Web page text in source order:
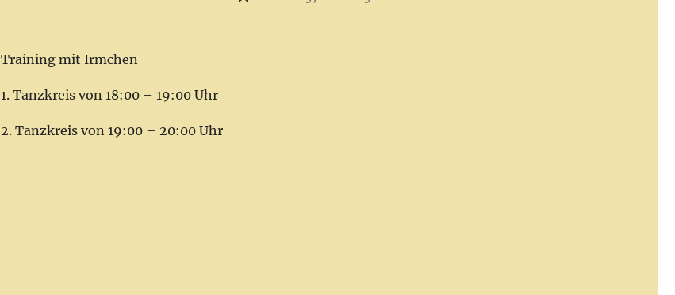
Training mit Irmchen
1. Tanzkreis von 18:00 – 19:00 Uhr
2. Tanzkreis von 19:00 – 20:00 Uhr